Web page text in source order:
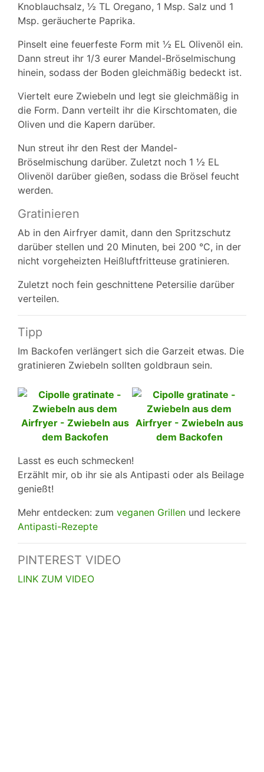
Knoblauchsalz, ½ TL Oregano, 1 Msp. Salz und 1
Msp. geräucherte Paprika.
Pinselt eine feuerfeste Form mit ½ EL Olivenöl ein.
Dann streut ihr 1/3 eurer Mandel-Bröselmischung
hinein, sodass der Boden gleichmäßig bedeckt ist.
Viertelt eure Zwiebeln und legt sie gleichmäßig in
die Form. Dann verteilt ihr die Kirschtomaten, die
Oliven und die Kapern darüber.
Nun streut ihr den Rest der Mandel-
Bröselmischung darüber. Zuletzt noch 1 ½ EL
Olivenöl darüber gießen, sodass die Brösel feucht
werden.
Gratinieren
Ab in den Airfryer damit, dann den Spritzschutz
darüber stellen und 20 Minuten, bei 200 °C, in der
nicht vorgeheizten Heißluftfritteuse gratinieren.
Zuletzt noch fein geschnittene Petersilie darüber
verteilen.
Tipp
Im Backofen verlängert sich die Garzeit etwas. Die
gratinieren Zwiebeln sollten goldbraun sein.
Lasst es euch schmecken!
Erzählt mir, ob ihr sie als Antipasti oder als Beilage
genießt!
Mehr entdecken: zum veganen Grillen und leckere
Antipasti-Rezepte
PINTEREST VIDEO
LINK ZUM VIDEO